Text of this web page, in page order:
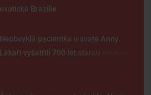
exotické Brazílie
Neobvyklá pacientka u svaté Anny.
Lékaři vyšetřili 700 let starou madonu